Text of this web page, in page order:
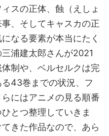
スの正体、蝕（えしょ
、そしてキャスカの正
なる要素が本当にたく
浦建太郎さんが2021
制や、ベルセルクは完
43巻までの状況、フ
にはアニメの見る順番
とつ整理していきま
きた作品なので、あら